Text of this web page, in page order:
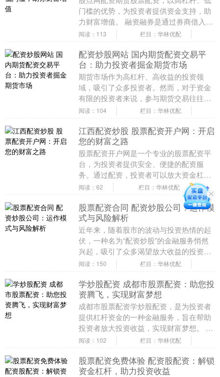
门槛的优势，为投资者提供资金支持，助
力财富增值。 融资融券是通过券商借入资
金或股票进行投资。投资者可以利用融资
阅读：113 栏目：华林优配
配资炒股网站 国内期货配资交易平
台：助力投资者掘金期货市场
期货市场作为高杠杆、高收益的投资领
域，吸引了众多投资者。然而，对于资金
有限的投资者来说，参与期货交易往往面
临资金不足的困境。国内期货配资交易平
阅读：104 栏目：华林优配
江西配资炒股 股票配资开户网：开启
您的财富之路
股票配资开户网是一个专业的股票配资平
台，为投资者提供安全、便捷的配资服
务。通过配资，投资者可以放大资金杠
杆，提升投资收益。 * **放大收益空间：**
阅读：62 栏目：华林优配
股票配资合同 配资炒股公司：运作模
式与风险解析
近年来，随着股市的波动与投资热情的起
伏，一种名为“配资炒股”的金融服务悄然
兴起，吸引了众多渴望放大收益的投资
者。所谓配资炒股，简而言之，就是投资
阅读：150 栏目：华林优配
学炒股配资 成都市股票配资：助您投
资腾飞，实现财富梦想
成都市股票配资学炒股配资，是为投资者
提供杠杆资金的一种金融服务，旨在帮助
投资者放大投资收益，实现财富梦想。 实
盘配资提供资金杠杆，让投资者可以放大
阅读：102 栏目：华林优配
股票配资免费体验 配资股配资：解锁
资金杠杆，助力投资收益